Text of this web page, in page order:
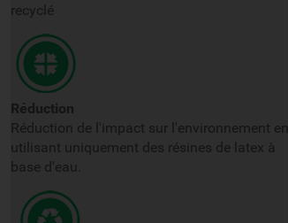
recyclé
Réduction
Réduction de l'impact sur l'environnement en
utilisant uniquement des résines de latex à
base d'eau.